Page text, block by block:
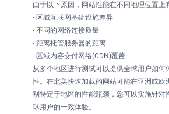
由于以下原因，网站性能在不同地理位置上
- 区域互联网基础设施差异
- 不同的网络连接质量
- 距离托管服务器的距离
- 区域内容交付网络(CDN)覆盖
从多个地区进行测试可以提供全球用户如何
性。在北美快速加载的网站可能在亚洲或欧
别特定于地区的性能瓶颈，您可以实施针对
球用户的一致体验。